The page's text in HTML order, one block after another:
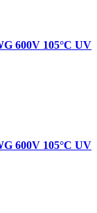
600V 105°C UV
600V 105°C UV